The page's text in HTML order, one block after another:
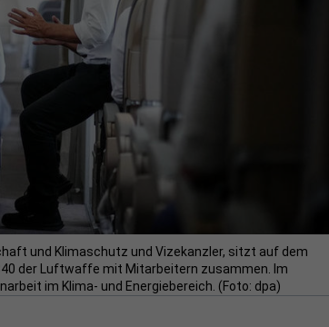
und Klimaschutz und Vizekanzler, sitzt auf dem
der Luftwaffe mit Mitarbeitern zusammen. Im
im Klima- und Energiebereich. (Foto: dpa)